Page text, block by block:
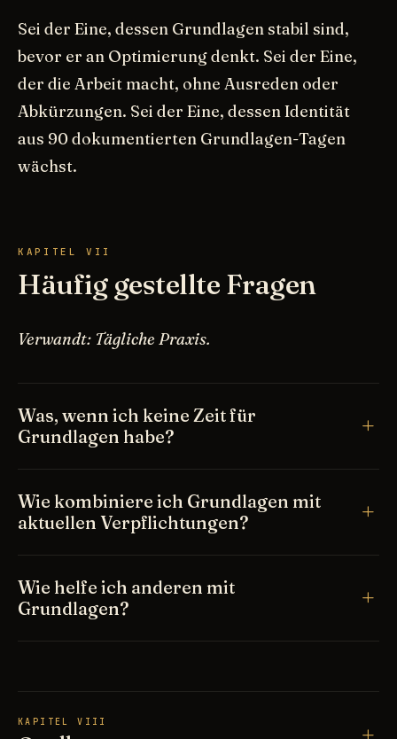
Sei der Eine, dessen Grundlagen stabil sind,
bevor er an Optimierung denkt. Sei der Eine,
der die Arbeit macht, ohne Ausreden oder
Abkürzungen. Sei der Eine, dessen Identität
aus 90 dokumentierten Grundlagen-Tagen
wächst.
KAPITEL VII
Häufig gestellte Fragen
Verwandt: Tägliche Praxis.
Was, wenn ich keine Zeit für
Grundlagen habe?
Wie kombiniere ich Grundlagen mit
aktuellen Verpflichtungen?
Wie helfe ich anderen mit
Grundlagen?
KAPITEL VIII